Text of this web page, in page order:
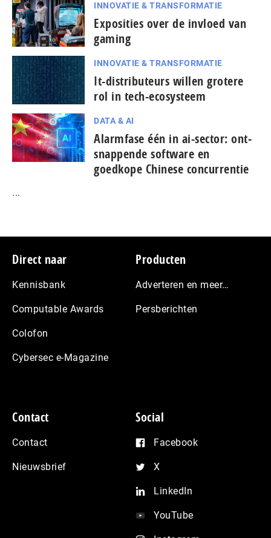
INNOVATIE & TRANSFORMATIE
Exposities over de invloed van
gaming
INNOVATIE & TRANSFORMATIE
It-dis­tri­bu­teurs willen grotere
rol in tech-ecosysteem
DATA & AI
Alarmfase één in ai-sector: ont­
snap­pen­de software en
goedkope Chinese con­cur­ren­tie
...
Footer
Direct naar
Kennisbank
Computable Awards
Colofon
Cybersec e-Magazine
Producten
Adverteren en meer…
Persberichten
Contact
Contact
Nieuwsbrief
Social
Facebook
X
LinkedIn
YouTube